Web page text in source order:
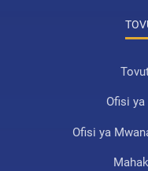
Ofisi
Ofisi ya